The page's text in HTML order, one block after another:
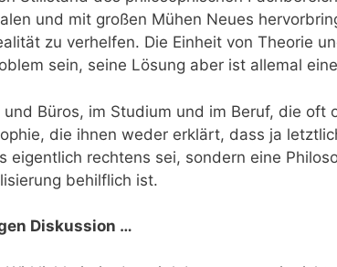
und mit großen Mühen Neues
zu verhelfen. Die Einheit von Theorie
sein, seine Lösung aber ist allemal
Büros, im Studium und im Beruf, die oft
die ihnen weder erklärt, dass ja
rechtens sei, sondern eine
behilflich ist.
Diskussion …